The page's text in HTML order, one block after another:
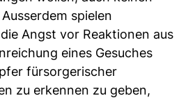
spielen
Angst vor Reaktionen aus
eines Gesuches
fürsorgerischer
zu erkennen zu geben,